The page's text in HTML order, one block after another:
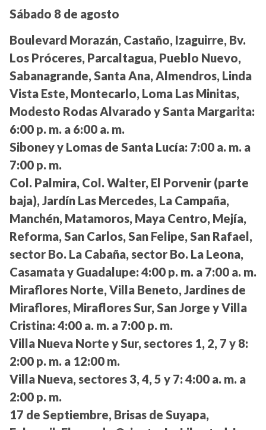
Sábado 8 de agosto
Boulevard Morazán, Castaño, Izaguirre, Bv.
Los Próceres, Parcaltagua, Pueblo Nuevo,
Sabanagrande, Santa Ana, Almendros, Linda
Vista Este, Montecarlo, Loma Las Minitas,
Modesto Rodas Alvarado y Santa Margarita:
6:00 p. m. a 6:00 a. m.
Siboney y Lomas de Santa Lucía: 7:00 a. m. a
7:00 p. m.
Col. Palmira, Col. Walter, El Porvenir (parte
baja), Jardín Las Mercedes, La Campaña,
Manchén, Matamoros, Maya Centro, Mejía,
Reforma, San Carlos, San Felipe, San Rafael,
sector Bo. La Cabaña, sector Bo. La Leona,
Casamata y Guadalupe: 4:00 p. m. a 7:00 a. m.
Miraflores Norte, Villa Beneto, Jardines de
Miraflores, Miraflores Sur, San Jorge y Villa
Cristina: 4:00 a. m. a 7:00 p. m.
Villa Nueva Norte y Sur, sectores 1, 2, 7 y 8:
2:00 p. m. a 12:00 m.
Villa Nueva, sectores 3, 4, 5 y 7: 4:00 a. m. a
2:00 p. m.
17 de Septiembre, Brisas de Suyapa,